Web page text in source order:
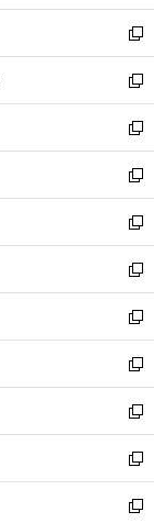
ウ
で
開
く
ン
ド
ウ
で
開
く
新
し
い
ウ
ィ
ン
ド
ウ
で
開
く
新
し
い
ウ
ィ
ン
ド
ウ
で
開
く
新
し
い
ウ
ィ
ン
ド
ウ
で
開
く
新
し
い
ウ
ィ
ン
ド
ウ
で
開
く
新
し
い
ウ
ィ
ン
ド
ウ
で
開
く
新
し
い
ウ
ィ
ン
ド
ウ
で
開
く
新
し
い
ウ
ィ
ン
ド
ウ
で
新
し
い
ウ
ィ
ン
ド
新
し
い
ウ
ィ
新
し
い
新